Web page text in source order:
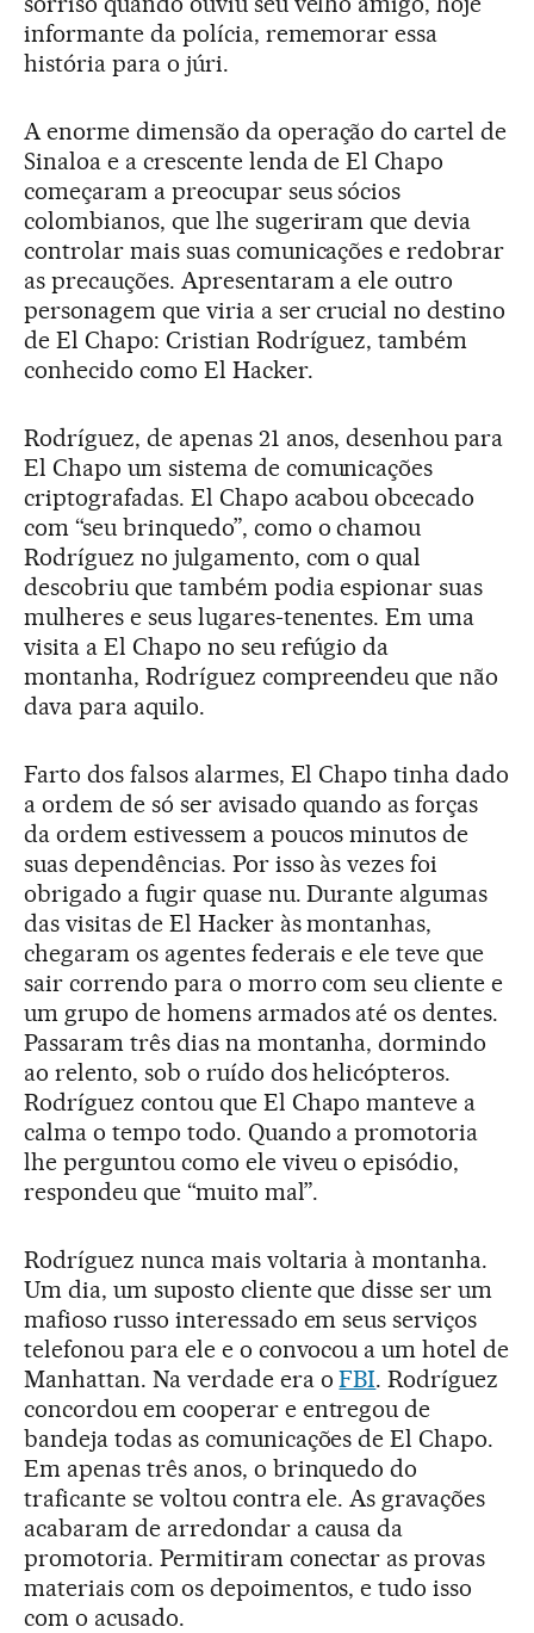
informante da polícia, rememorar essa
história para o júri.
A enorme dimensão da operação do cartel de
Sinaloa e a crescente lenda de El Chapo
começaram a preocupar seus sócios
colombianos, que lhe sugeriram que devia
controlar mais suas comunicações e redobrar
as precauções. Apresentaram a ele outro
personagem que viria a ser crucial no destino
de El Chapo: Cristian Rodríguez, também
conhecido como El Hacker.
Rodríguez, de apenas 21 anos, desenhou para
El Chapo um sistema de comunicações
criptografadas. El Chapo acabou obcecado
com “seu brinquedo”, como o chamou
Rodríguez no julgamento, com o qual
descobriu que também podia espionar suas
mulheres e seus lugares-tenentes. Em uma
visita a El Chapo no seu refúgio da
montanha, Rodríguez compreendeu que não
dava para aquilo.
Farto dos falsos alarmes, El Chapo tinha dado
a ordem de só ser avisado quando as forças
da ordem estivessem a poucos minutos de
suas dependências. Por isso às vezes foi
obrigado a fugir quase nu. Durante algumas
das visitas de El Hacker às montanhas,
chegaram os agentes federais e ele teve que
sair correndo para o morro com seu cliente e
um grupo de homens armados até os dentes.
Passaram três dias na montanha, dormindo
ao relento, sob o ruído dos helicópteros.
Rodríguez contou que El Chapo manteve a
calma o tempo todo. Quando a promotoria
lhe perguntou como ele viveu o episódio,
respondeu que “muito mal”.
Rodríguez nunca mais voltaria à montanha.
Um dia, um suposto cliente que disse ser um
mafioso russo interessado em seus serviços
telefonou para ele e o convocou a um hotel de
Manhattan. Na verdade era oFBI. Rodríguez
concordou em cooperar e entregou de
bandeja todas as comunicações de El Chapo.
Em apenas três anos, o brinquedo do
traficante se voltou contra ele. As gravações
acabaram de arredondar a causa da
promotoria. Permitiram conectar as provas
materiais com os depoimentos, e tudo isso
com o acusado.